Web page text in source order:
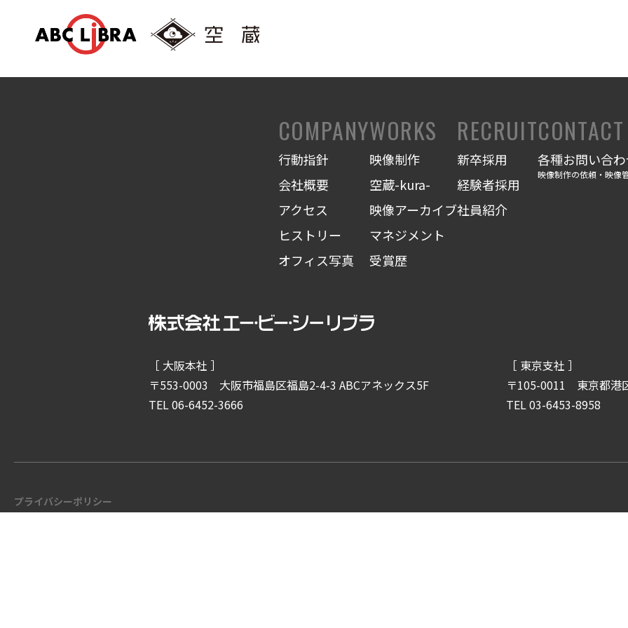
COMPANY
行動指針
会社概要
アクセス
ヒストリー
オフィス写真
WORKS
映像制作
空蔵-kura-
映像アーカイブ
マネジメント
受賞歴
RECRUIT
新卒採用
経験者採用
社員紹介
CONTACT
各種お問い合
映像制作の依頼・映像
［ 大阪本社 ］
〒553-0003 大阪市福島区福島2-4-3 ABCアネックス5F
TEL 06-6452-3666
［ 東京支社 ］
〒105-0011 東京都港
TEL 03-6453-8958
プライバシーポリシー